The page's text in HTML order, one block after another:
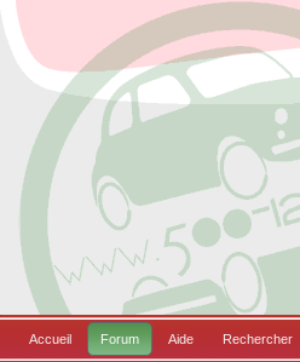
Accueil Forum Aide Rechercher